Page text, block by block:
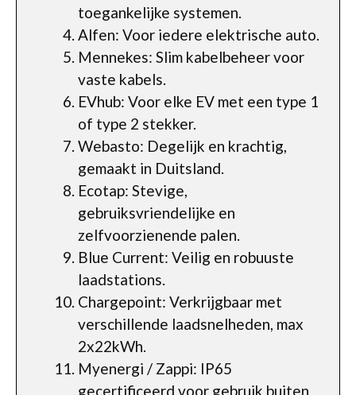
toegankelijke systemen.
Alfen: Voor iedere elektrische auto.
Mennekes: Slim kabelbeheer voor
vaste kabels.
EVhub: Voor elke EV met een type 1
of type 2 stekker.
Webasto: Degelijk en krachtig,
gemaakt in Duitsland.
Ecotap: Stevige,
gebruiksvriendelijke en
zelfvoorzienende palen.
Blue Current: Veilig en robuuste
laadstations.
Chargepoint: Verkrijgbaar met
verschillende laadsnelheden, max
2x22kWh.
Myenergi / Zappi: IP65
gecertificeerd voor gebruik buiten